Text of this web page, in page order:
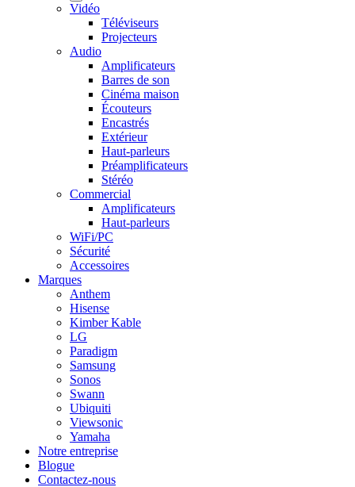
Vidéo
Téléviseurs
Projecteurs
Audio
Amplificateurs
Barres de son
Cinéma maison
Écouteurs
Encastrés
Extérieur
Haut-parleurs
Préamplificateurs
Stéréo
Commercial
Amplificateurs
Haut-parleurs
WiFi/PC
Sécurité
Accessoires
Marques
Anthem
Hisense
Kimber Kable
LG
Paradigm
Samsung
Sonos
Swann
Ubiquiti
Viewsonic
Yamaha
Notre entreprise
Blogue
Contactez-nous